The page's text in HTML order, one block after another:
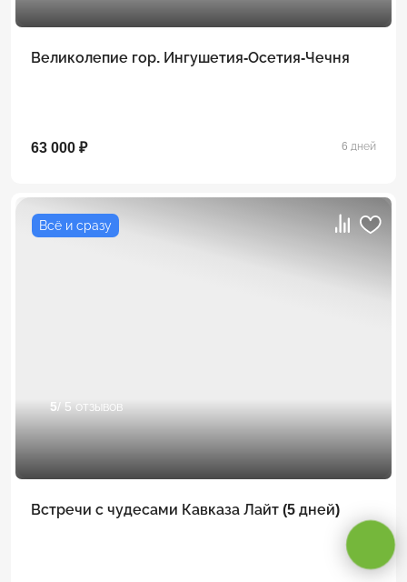
Великолепие гор. Ингушетия-Осетия-Чечня
63 000 ₽ 6 дней
Всё и сразу
5/ 5 отзывов
Встречи с чудесами Кавказа Лайт (5 дней)
Оставаясь на сайте, вы даете